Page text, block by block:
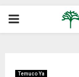
P
Temuco Ya